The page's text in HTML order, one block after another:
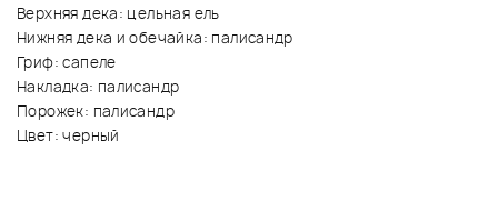
Верхняя дека: цельная ель
Нижняя дека и обечайка: палисандр
Гриф: сапеле
Накладка: палисандр
Порожек: палисандр
Цвет: черный